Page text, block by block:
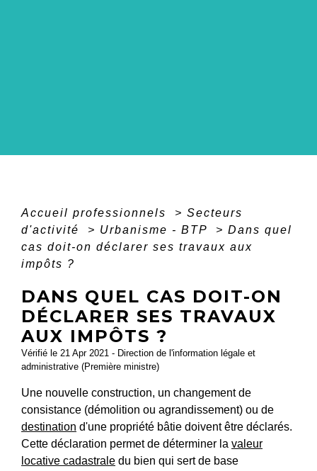
Accueil professionnels > Secteurs
d'activité
> Urbanisme - BTP > Dans quel
cas doit-on déclarer ses travaux aux
impôts ?
DANS QUEL CAS DOIT-ON
DÉCLARER SES TRAVAUX
AUX IMPÔTS ?
Vérifié le 21 Apr 2021 - Direction de l'information légale et
administrative (Première ministre)
Une nouvelle construction, un changement de
consistance (démolition ou agrandissement) ou de
destination d'une propriété bâtie doivent être déclarés.
Cette déclaration permet de déterminer la valeur
locative cadastrale du bien qui sert de base